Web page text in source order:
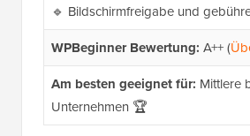
🔹 Bildschirmfreigabe und
WPBeginner Bewertung: A++ (
Am besten geeignet für: Mittlere
Unternehmen 🏆